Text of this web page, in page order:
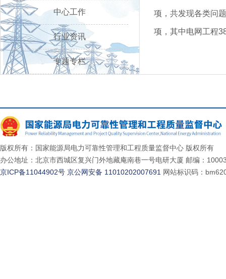
中心工作
行业资讯
专题专栏
项，共发现各类问
项，其中电网工程
版权所有：国家能源局电力可靠性管理和工程质量监督中心 版权所有
办公地址：北京市西城区复兴门外地藏庵南巷一号电研大厦 邮编：
京ICP备11044902号 京公网安备 11010202007691 网站标识码：